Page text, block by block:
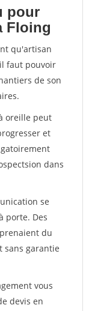
pour
Floing
qu'artisan
faut pouvoir
de son
oreille peut
et
dans
se
porte. Des
du
sans garantie
vous
devis en